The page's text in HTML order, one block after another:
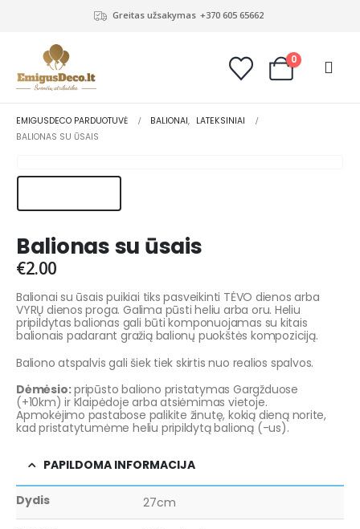
Greitas užsakymas +370 605 65662
0
EMIGUSDECO PARDUOTUVĖ BALIONAI, LATEKSINIAI
BALIONAS SU ŪSAIS
Balionas su ūsais
€2.00
Balionai su ūsais puikiai tiks pasveikinti TĖVO dienos arba
VYRŲ dienos proga. Galima pūsti heliu arba oru. Heliu
pripildytas balionas gali būti komponuojamas su kitais
balionais padarant gražią balionų puokštės kompoziciją.
Baliono atspalvis gali šiek tiek skirtis nuo realios spalvos.
Dėmėsio:pripūsto baliono pristatymas Gargžduose
(+10km) ir Klaipėdoje arba atsiėmimas vietoje.
Apmokėjimo pastabose palikite žinutę, kokią dieną norite,
kad pristatytumėme heliu pripildytą balioną (-us).
PAPILDOMA INFORMACIJA
Dydis
27cm